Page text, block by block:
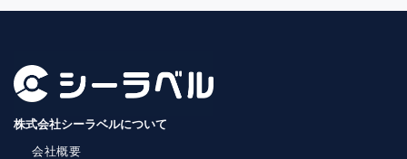
株式会社シーラベルについて
会社概要